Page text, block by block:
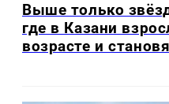
Выше только
где в Казани
возрасте и